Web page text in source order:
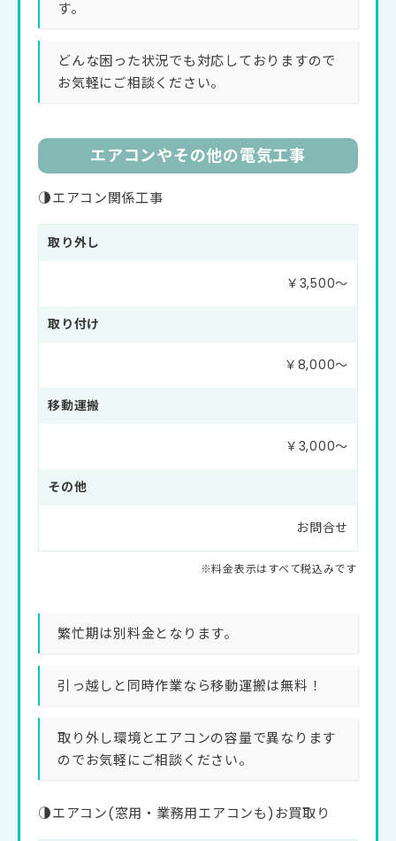
す。
どんな困った状況でも対応しておりますので
お気軽にご相談ください。
エアコンやその他の電気工事
◑エアコン関係工事
取り外し
￥3,500〜
取り付け
￥8,000〜
移動運搬
￥3,000〜
その他
お問合せ
繁忙期は別料金となります。
引っ越しと同時作業なら移動運搬は無料！
取り外し環境とエアコンの容量で異なります
のでお気軽にご相談ください。
◑エアコン(窓用・業務用エアコンも)お買取り